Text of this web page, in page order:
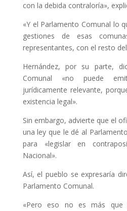
con la debida contraloría»,
«Y el Parlamento Comunal lo
gestiones de esas
representantes, con el resto
Hernández, por su parte,
Comunal «no puede
jurídicamente relevante,
existencia legal».
Sin embargo, advierte que el
una ley que le dé al
para «legislar en
Nacional».
Así, el pueblo se expresaría
Parlamento Comunal.
«Pero eso no es más que